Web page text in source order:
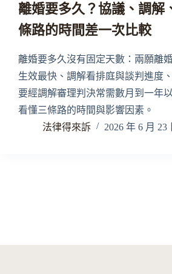
離婚要多久？協議、調解
條路的時間差一次比較
離婚要多久沒有固定天數：兩願離
生效最快、調解看排庭與談判進度
要經調解審理判決常需數月到一年
看懂三條路的時間與影響因素。
法律得來訴
2026 年 6 月 23